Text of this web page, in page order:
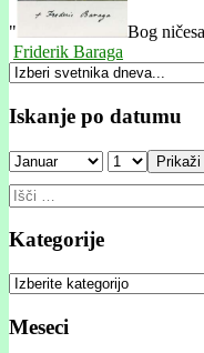
"
Bog
Friderik Baraga
Iskanje po datumu
Prikaži
Išči:
Kategorije
Kategorije
Meseci